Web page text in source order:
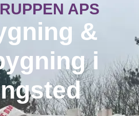
APS
&
i